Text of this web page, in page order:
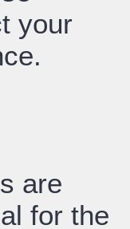
your
are
for the